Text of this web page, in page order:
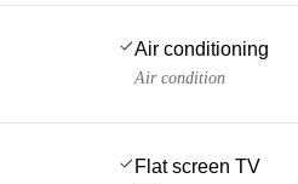
Air conditioning
Air condition
Flat screen TV